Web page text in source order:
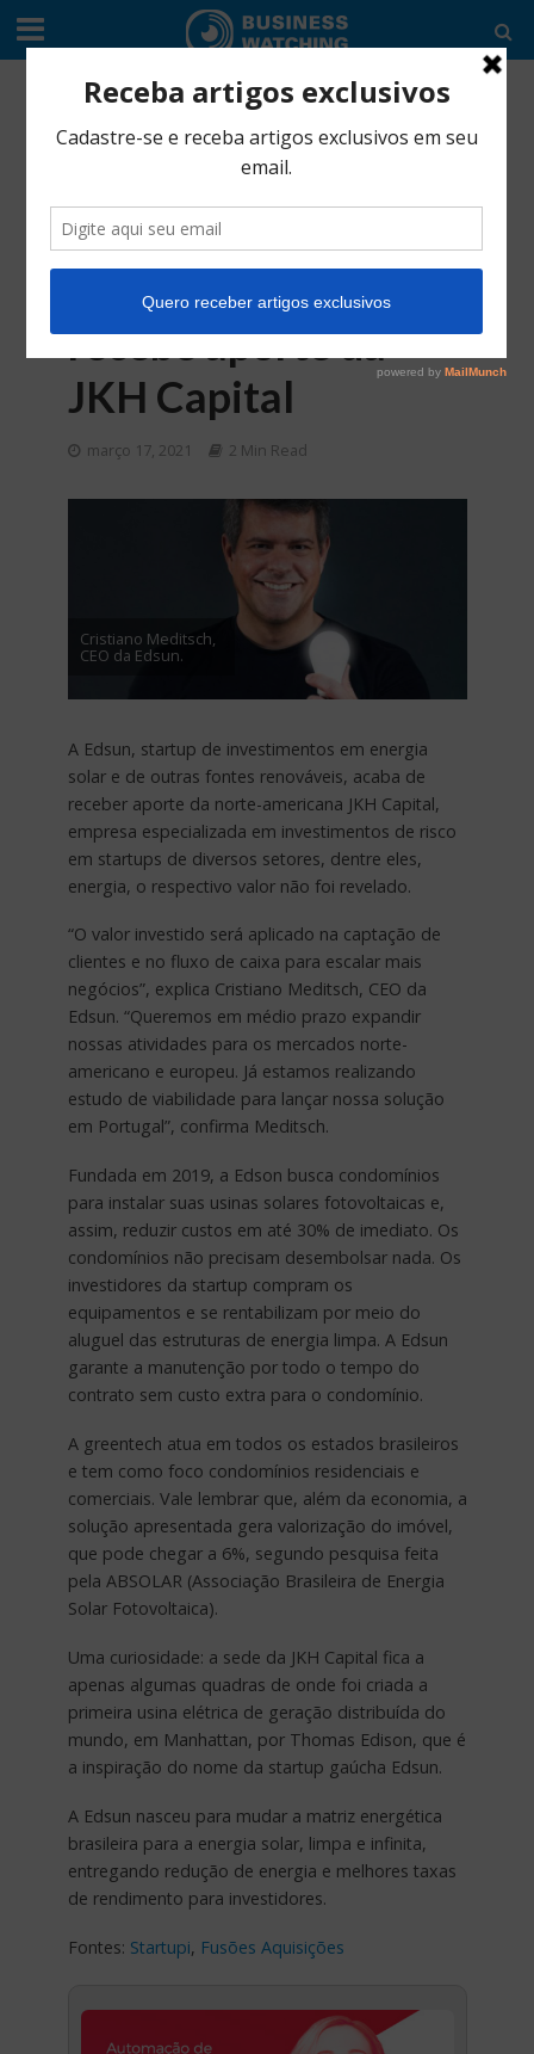
EDITORIAL• INDÚSTRIA
Startup de
investimentos em
energia solar e
fontes renováveis
recebe aporte da
JKH Capital
março 17, 2021 2 Min Read
Cristiano Meditsch,
CEO da Edsun.
A Edsun, startup de investimentos em energia
solar e de outras fontes renováveis, acaba de
receber aporte da norte-americana JKH Capital,
empresa especializada em investimentos de risco
em startups de diversos setores, dentre eles,
energia, o respectivo valor não foi revelado.
“O valor investido será aplicado na captação de
clientes e no fluxo de caixa para escalar mais
negócios”, explica Cristiano Meditsch, CEO da
Edsun. “Queremos em médio prazo expandir
nossas atividades para os mercados norte-
americano e europeu. Já estamos realizando
estudo de viabilidade para lançar nossa solução
em Portugal”, confirma Meditsch.
Fundada em 2019, a Edson busca condomínios
para instalar suas usinas solares fotovoltaicas e,
assim, reduzir custos em até 30% de imediato. Os
condomínios não precisam desembolsar nada. Os
investidores da startup compram os
equipamentos e se rentabilizam por meio do
aluguel das estruturas de energia limpa. A Edsun
garante a manutenção por todo o tempo do
contrato sem custo extra para o condomínio.
A greentech atua em todos os estados brasileiros
e tem como foco condomínios residenciais e
comerciais. Vale lembrar que, além da economia, a
solução apresentada gera valorização do imóvel,
que pode chegar a 6%, segundo pesquisa feita
pela ABSOLAR (Associação Brasileira de Energia
Solar Fotovoltaica).
Uma curiosidade: a sede da JKH Capital fica a
apenas algumas quadras de onde foi criada a
primeira usina elétrica de geração distribuída do
mundo, em Manhattan, por Thomas Edison, que é
a inspiração do nome da startup gaúcha Edsun.
A Edsun nasceu para mudar a matriz energética
brasileira para a energia solar, limpa e infinita,
entregando redução de energia e melhores taxas
de rendimento para investidores.
Fontes: Startupi, Fusões Aquisições